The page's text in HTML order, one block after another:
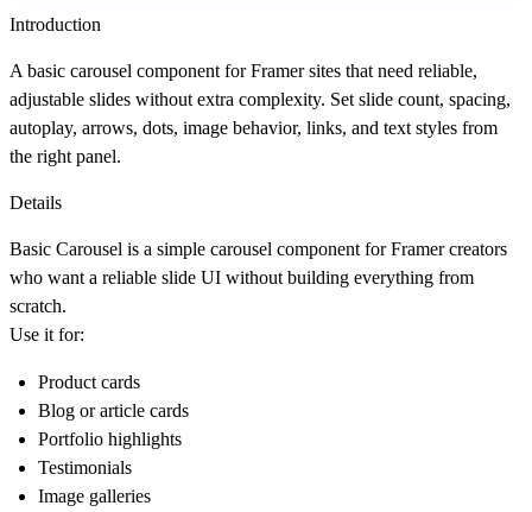
Introduction
A basic carousel component for Framer sites that need reliable,
adjustable slides without extra complexity. Set slide count, spacing,
autoplay, arrows, dots, image behavior, links, and text styles from
the right panel.
Details
Basic Carousel is a simple carousel component for Framer creators
who want a reliable slide UI without building everything from
scratch.
Use it for:
Product cards
Blog or article cards
Portfolio highlights
Testimonials
Image galleries